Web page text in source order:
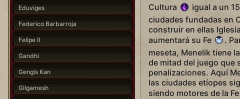
Eduviges
Federico Barbarroja
Felipe II
Gandhi
Gengis Kan
Gilgamesh
Cultura
igual a un
ciudades fundadas en
construir en ellas
aumentará su Fe
.
meseta, Menelik tiene
de mitad del juego que
penalizaciones. Aquí
las ciudades etíopes
siendo motores de la Fe